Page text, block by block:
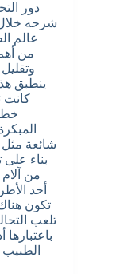
دور
شرحه
عالم
من
ينطبق
كانت
شائعة مثل
بناء
من
أحد
تكون
تلعب